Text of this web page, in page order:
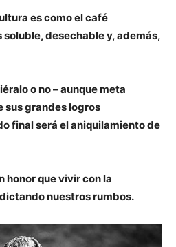
es como el café
desechable y, además,
o no – aunque meta
sus grandes logros
final será el aniquilamiento de
honor que vivir con la
nuestros rumbos.